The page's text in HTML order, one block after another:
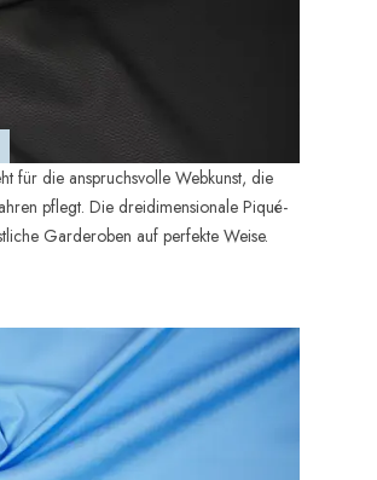
pflegt. Die dreidimensionale Piqué-
Garderoben auf perfekte Weise.